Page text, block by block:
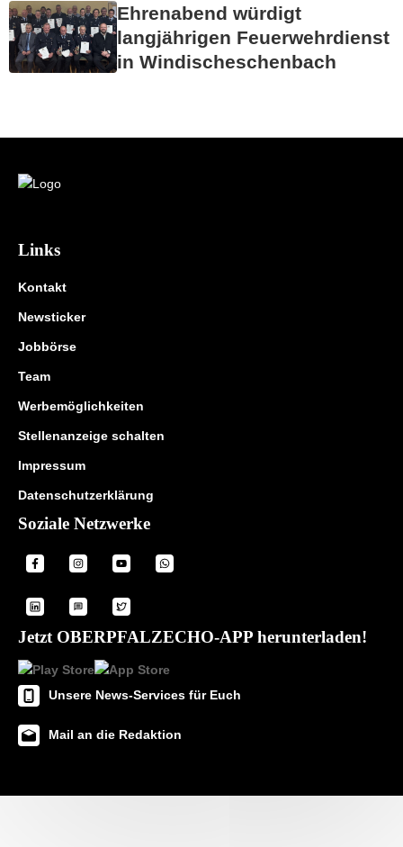
Ehrenabend würdigt
langjährigen Feuerwehrdienst
in Windischeschenbach
Links
Kontakt
Newsticker
Jobbörse
Team
Werbemöglichkeiten
Stellenanzeige schalten
Impressum
Datenschutzerklärung
Soziale Netzwerke
Jetzt OBERPFALZECHO-APP herunterladen!
Unsere News-Services für Euch
Mail an die Redaktion